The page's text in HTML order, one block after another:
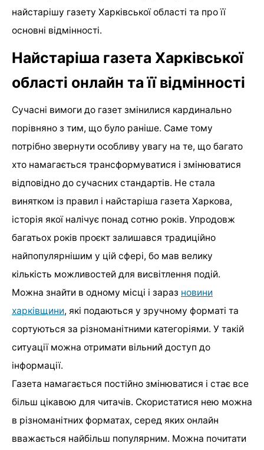
найстарішу газету Харківської області та про її
основні відмінності.
Найстаріша газета Харківської
області онлайн та її відмінності
Сучасні вимоги до газет змінилися кардинально
порівняно з тим, що було раніше. Саме тому
потрібно звернути особливу увагу на те, що багато
хто намагається трансформуватися і змінюватися
відповідно до сучасних стандартів. Не стала
винятком із правил і найстаріша газета Харкова,
історія якої налічує понад сотню років. Упродовж
багатьох років проєкт залишався традиційно
найпопулярнішим у цій сфері, бо мав велику
кількість можливостей для висвітлення подій.
Можна знайти в одному місці і зараз новини
харківщини, які подаються у зручному форматі та
сортуються за різноманітними категоріями. У такій
ситуації можна отримати вільний доступ до
інформації.
Газета намагається постійно змінюватися і стає все
більш цікавою для читачів. Скористатися нею можна
в різноманітних форматах, серед яких онлайн
вважається найбільш популярним. Можна почитати